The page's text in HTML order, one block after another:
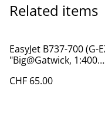
Related items
EasyJet B737-700 (G-
"Big@Gatwick, 1:400
CHF 65.00